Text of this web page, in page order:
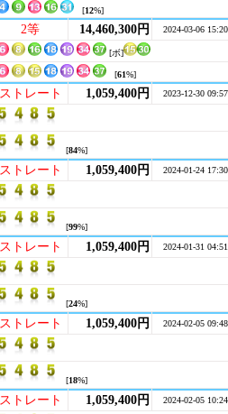
[12%]
2等 14,460,300円 2024-03-06 15:20
[ボ]
[61%]
ストレート 1,059,400円 2023-12-30 09:57
[84%]
ストレート 1,059,400円 2024-01-24 17:30
[99%]
ストレート 1,059,400円 2024-01-31 04:51
[24%]
ストレート 1,059,400円 2024-02-05 09:48
[18%]
ストレート 1,059,400円 2024-02-05 10:24